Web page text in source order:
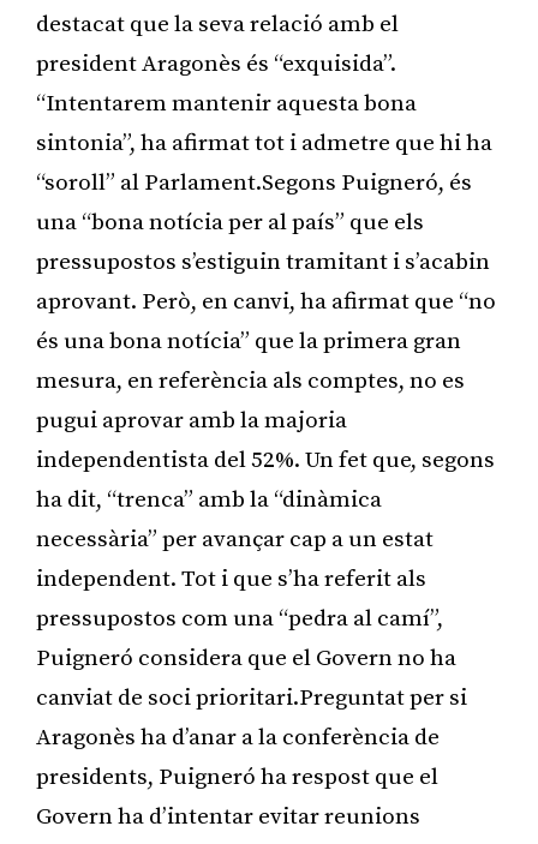
destacat que la seva relació amb el
president Aragonès és “exquisida”.
“Intentarem mantenir aquesta bona
sintonia”, ha afirmat tot i admetre que hi ha
“soroll” al Parlament.Segons Puigneró, és
una “bona notícia per al país” que els
pressupostos s’estiguin tramitant i s’acabin
aprovant. Però, en canvi, ha afirmat que “no
és una bona notícia” que la primera gran
mesura, en referència als comptes, no es
pugui aprovar amb la majoria
independentista del 52%. Un fet que, segons
ha dit, “trenca” amb la “dinàmica
necessària” per avançar cap a un estat
independent. Tot i que s’ha referit als
pressupostos com una “pedra al camí”,
Puigneró considera que el Govern no ha
canviat de soci prioritari.Preguntat per si
Aragonès ha d’anar a la conferència de
presidents, Puigneró ha respost que el
Govern ha d’intentar evitar reunions